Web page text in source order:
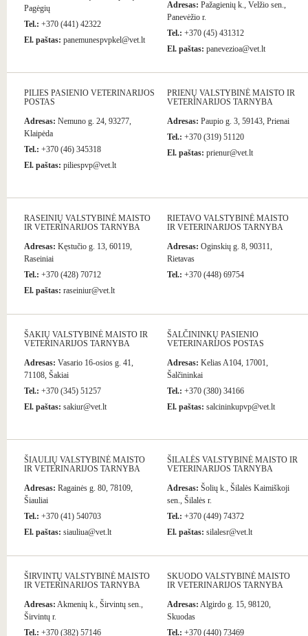
Pagėgių
Tel.: +370 (441) 42322
El. paštas: panemunespvpkel@vet.lt
Adresas: Pažagienių k., Velžio sen.,
Panevėžio r.
Tel.: +370 (45) 431312
El. paštas: panevezioa@vet.lt
PILIES PASIENIO VETERINARIJOS
POSTAS
Adresas: Nemuno g. 24, 93277,
Klaipėda
Tel.: +370 (46) 345318
El. paštas: piliespvp@vet.lt
PRIENŲ VALSTYBINĖ MAISTO IR
VETERINARIJOS TARNYBA
Adresas: Paupio g. 3, 59143, Prienai
Tel.: +370 (319) 51120
El. paštas: prienur@vet.lt
RASEINIŲ VALSTYBINĖ MAISTO
IR VETERINARIJOS TARNYBA
Adresas: Kęstučio g. 13, 60119,
Raseiniai
Tel.: +370 (428) 70712
El. paštas: raseiniur@vet.lt
RIETAVO VALSTYBINĖ MAISTO
IR VETERINARIJOS TARNYBA
Adresas: Oginskių g. 8, 90311,
Rietavas
Tel.: +370 (448) 69754
ŠAKIŲ VALSTYBINĖ MAISTO IR
VETERINARIJOS TARNYBA
Adresas: Vasario 16-osios g. 41,
71108, Šakiai
Tel.: +370 (345) 51257
El. paštas: sakiur@vet.lt
ŠALČININKŲ PASIENIO
VETERINARIJOS POSTAS
Adresas: Kelias A104, 17001,
Šalčininkai
Tel.: +370 (380) 34166
El. paštas: salcininkupvp@vet.lt
ŠIAULIŲ VALSTYBINĖ MAISTO
IR VETERINARIJOS TARNYBA
Adresas: Ragainės g. 80, 78109,
Šiauliai
Tel.: +370 (41) 540703
El. paštas: siauliua@vet.lt
ŠILALĖS VALSTYBINĖ MAISTO IR
VETERINARIJOS TARNYBA
Adresas: Šolių k., Šilalės Kaimiškoji
sen., Šilalės r.
Tel.: +370 (449) 74372
El. paštas: silalesr@vet.lt
ŠIRVINTŲ VALSTYBINĖ MAISTO
IR VETERINARIJOS TARNYBA
Adresas: Akmenių k., Širvintų sen.,
Širvintų r.
Tel.: +370 (382) 57146
SKUODO VALSTYBINĖ MAISTO
IR VETERINARIJOS TARNYBA
Adresas: Algirdo g. 15, 98120,
Skuodas
Tel.: +370 (440) 73469